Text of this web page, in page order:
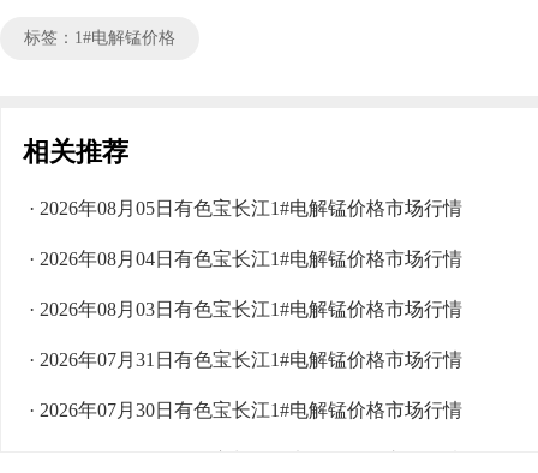
标签：1#电解锰价格
相关推荐
· 2026年08月05日有色宝长江1#电解锰价格市场行情
· 2026年08月04日有色宝长江1#电解锰价格市场行情
· 2026年08月03日有色宝长江1#电解锰价格市场行情
· 2026年07月31日有色宝长江1#电解锰价格市场行情
· 2026年07月30日有色宝长江1#电解锰价格市场行情